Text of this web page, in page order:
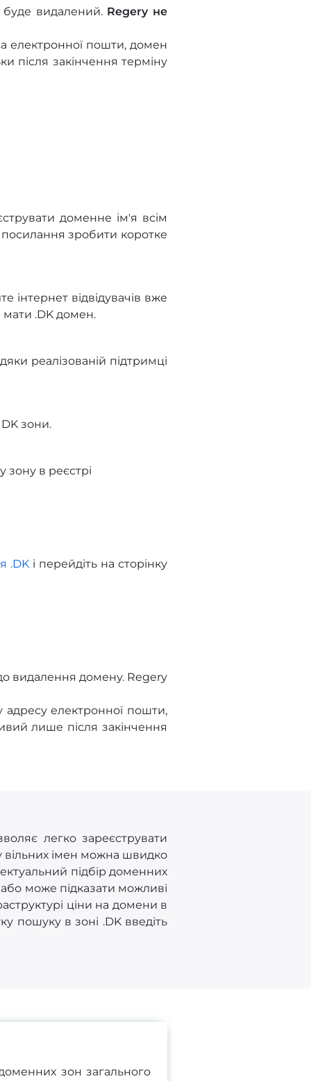
буде видалений. Regery не
електронної пошти, домен
після закінчення терміну
доменне ім'я всім
зробити коротке
інтернет відвідувачів вже
мати .DK домен.
реалізованій підтримці
зони.
в реєстрі
.DK і перейдіть на сторінку
видалення домену. Regery
адресу електронної пошти,
лише після закінчення
легко зареєструвати
вільних імен можна швидко
підбір доменних
може підказати можливі
ціни на домени в
пошуку в зоні .DK введіть
зон загального